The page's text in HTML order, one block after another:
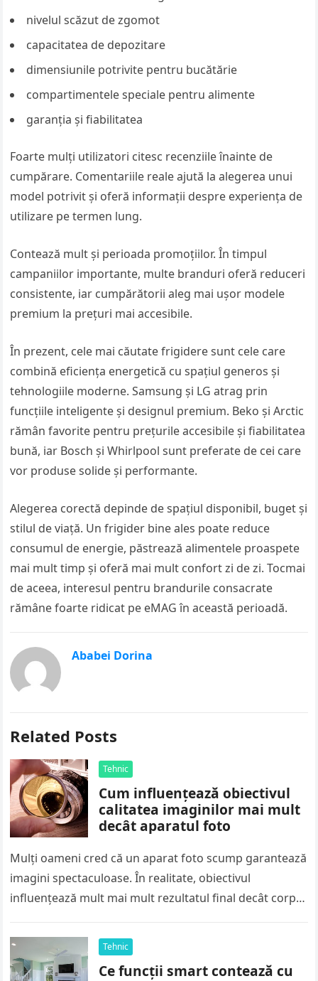
nivelul scăzut de zgomot
capacitatea de depozitare
dimensiunile potrivite pentru bucătărie
compartimentele speciale pentru alimente
garanția și fiabilitatea
Foarte mulți utilizatori citesc recenziile înainte de
cumpărare. Comentariile reale ajută la alegerea unui
model potrivit și oferă informații despre experiența de
utilizare pe termen lung.
Contează mult și perioada promoțiilor. În timpul
campaniilor importante, multe branduri oferă reduceri
consistente, iar cumpărătorii aleg mai ușor modele
premium la prețuri mai accesibile.
În prezent, cele mai căutate frigidere sunt cele care
combină eficiența energetică cu spațiul generos și
tehnologiile moderne. Samsung și LG atrag prin
funcțiile inteligente și designul premium. Beko și Arctic
rămân favorite pentru prețurile accesibile și fiabilitatea
bună, iar Bosch și Whirlpool sunt preferate de cei care
vor produse solide și performante.
Alegerea corectă depinde de spațiul disponibil, buget și
stilul de viață. Un frigider bine ales poate reduce
consumul de energie, păstrează alimentele proaspete
mai mult timp și oferă mai mult confort zi de zi. Tocmai
de aceea, interesul pentru brandurile consacrate
rămâne foarte ridicat pe eMAG în această perioadă.
Ababei Dorina
Related Posts
Tehnic
Cum influențează obiectivul
calitatea imaginilor mai mult
decât aparatul foto
Mulți oameni cred că un aparat foto scump garantează
imagini spectaculoase. În realitate, obiectivul
influențează mult mai mult rezultatul final decât corpul
Tehnic
Ce funcții smart contează cu